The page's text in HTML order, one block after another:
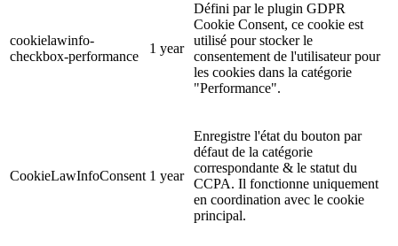
cookielawinfo-
checkbox-performance
1 year
Défini par le plugin GDPR
Cookie Consent, ce cookie est
utilisé pour stocker le
consentement de l'utilisateur pour
les cookies dans la catégorie
"Performance".
CookieLawInfoConsent 1 year
Enregistre l'état du bouton par
défaut de la catégorie
correspondante & le statut du
CCPA. Il fonctionne uniquement
en coordination avec le cookie
principal.